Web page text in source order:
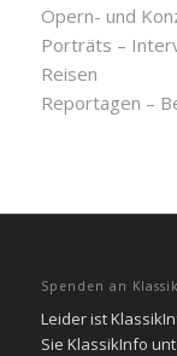
Opern- und
Porträts –
Reisen
Reportagen –
Spenden an
Leider ist
Sie KlassikInfo